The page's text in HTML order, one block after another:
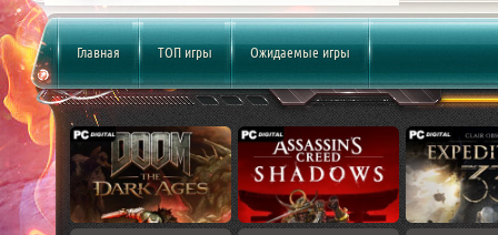
Главная ТОП игры Ожидаемые игры